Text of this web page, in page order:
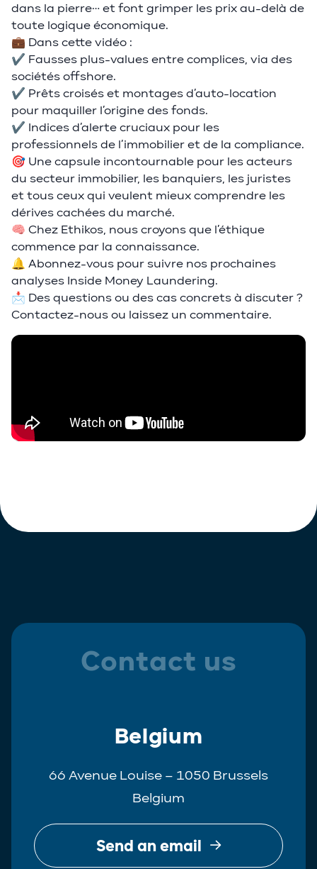
dans la pierre… et font grimper les prix au-delà de
toute logique économique.
💼 Dans cette vidéo :
✔️ Fausses plus-values entre complices, via des
sociétés offshore.
✔️ Prêts croisés et montages d’auto-location
pour maquiller l’origine des fonds.
✔️ Indices d’alerte cruciaux pour les
professionnels de l’immobilier et de la compliance.
🎯 Une capsule incontournable pour les acteurs
du secteur immobilier, les banquiers, les juristes
et tous ceux qui veulent mieux comprendre les
dérives cachées du marché.
🧠 Chez Ethikos, nous croyons que l’éthique
commence par la connaissance.
🔔 Abonnez-vous pour suivre nos prochaines
analyses Inside Money Laundering.
📩 Des questions ou des cas concrets à discuter ?
Contactez-nous ou laissez un commentaire.
Contact us
Belgium
66 Avenue Louise – 1050 Brussels
Belgium
Send an email